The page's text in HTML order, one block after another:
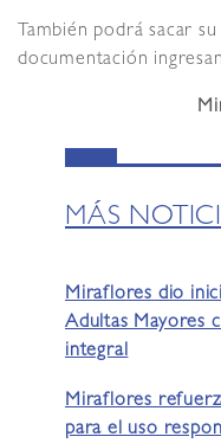
También podrá sacar
documentación
MÁS
Miraflores dio
Adultas Mayores
integral
Miraflores
para el uso